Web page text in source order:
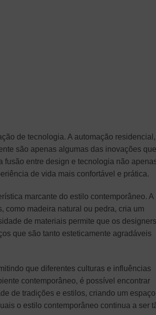
de tecnologia. A automação residencial,
são apenas algumas das inovações que
fusão entre design e tecnologia não
de vida mais confortável e prática.
marcante do estilo contemporâneo. A
como madeira natural ou pedra, cria um
de materiais permite que os designers
que são tanto esteticamente agradáveis
que diferentes culturas e influências
contemporâneo, é possível encontrar
de tradições e estilos, criando um espaço
o estilo contemporâneo continua a ser